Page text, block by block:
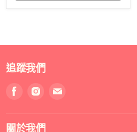
追蹤我們
們
們
關於我們